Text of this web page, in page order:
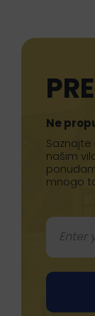
Ne
Saznajte
našim
mnogo